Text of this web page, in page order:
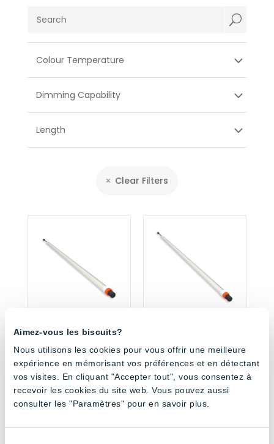
Aimez-vous les biscuits?
Nous utilisons les cookies pour vous offrir une meilleure
expérience en mémorisant vos préférences et en détectant
vos visites. En cliquant "Accepter tout", vous consentez à
recevoir les cookies du site web. Vous pouvez aussi
consulter les "Paramètres" pour en savoir plus.
U
Colour Temperature
Dimming Capability
Length
Clear Filters
Bicolour Dimming
120cm Tube – Full
Spectrum
and White